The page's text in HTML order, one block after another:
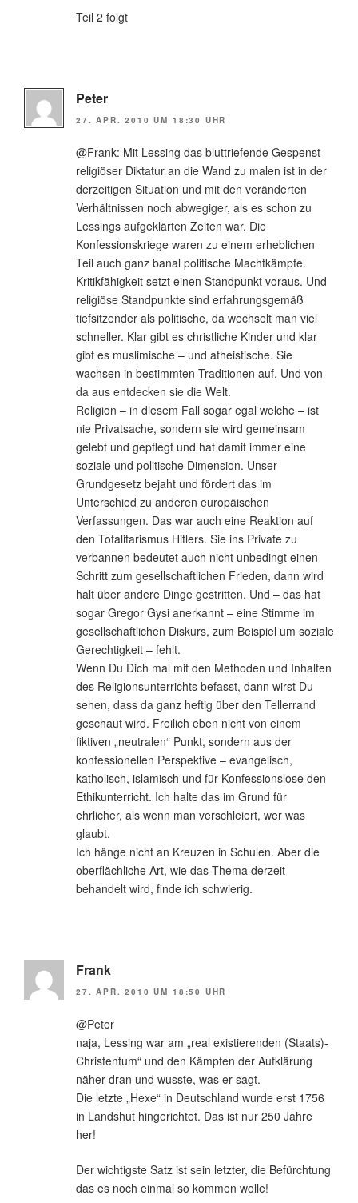
Teil 2 folgt
Peter
27. APR. 2010 UM 18:30 UHR
@Frank: Mit Lessing das bluttriefende Gespenst
religiöser Diktatur an die Wand zu malen ist in der
derzeitigen Situation und mit den veränderten
Verhältnissen noch abwegiger, als es schon zu
Lessings aufgeklärten Zeiten war. Die
Konfessionskriege waren zu einem erheblichen
Teil auch ganz banal politische Machtkämpfe.
Kritikfähigkeit setzt einen Standpunkt voraus. Und
religiöse Standpunkte sind erfahrungsgemäß
tiefsitzender als politische, da wechselt man viel
schneller. Klar gibt es christliche Kinder und klar
gibt es muslimische – und atheistische. Sie
wachsen in bestimmten Traditionen auf. Und von
da aus entdecken sie die Welt.
Religion – in diesem Fall sogar egal welche – ist
nie Privatsache, sondern sie wird gemeinsam
gelebt und gepflegt und hat damit immer eine
soziale und politische Dimension. Unser
Grundgesetz bejaht und fördert das im
Unterschied zu anderen europäischen
Verfassungen. Das war auch eine Reaktion auf
den Totalitarismus Hitlers. Sie ins Private zu
verbannen bedeutet auch nicht unbedingt einen
Schritt zum gesellschaftlichen Frieden, dann wird
halt über andere Dinge gestritten. Und – das hat
sogar Gregor Gysi anerkannt – eine Stimme im
gesellschaftlichen Diskurs, zum Beispiel um soziale
Gerechtigkeit – fehlt.
Wenn Du Dich mal mit den Methoden und Inhalten
des Religionsunterrichts befasst, dann wirst Du
sehen, dass da ganz heftig über den Tellerrand
geschaut wird. Freilich eben nicht von einem
fiktiven „neutralen“ Punkt, sondern aus der
konfessionellen Perspektive – evangelisch,
katholisch, islamisch und für Konfessionslose den
Ethikunterricht. Ich halte das im Grund für
ehrlicher, als wenn man verschleiert, wer was
glaubt.
Ich hänge nicht an Kreuzen in Schulen. Aber die
oberflächliche Art, wie das Thema derzeit
behandelt wird, finde ich schwierig.
Frank
27. APR. 2010 UM 18:50 UHR
@Peter
naja, Lessing war am „real existierenden (Staats)-
Christentum“ und den Kämpfen der Aufklärung
näher dran und wusste, was er sagt.
Die letzte „Hexe“ in Deutschland wurde erst 1756
in Landshut hingerichtet. Das ist nur 250 Jahre
her!
Der wichtigste Satz ist sein letzter, die Befürchtung
das es noch einmal so kommen wolle!